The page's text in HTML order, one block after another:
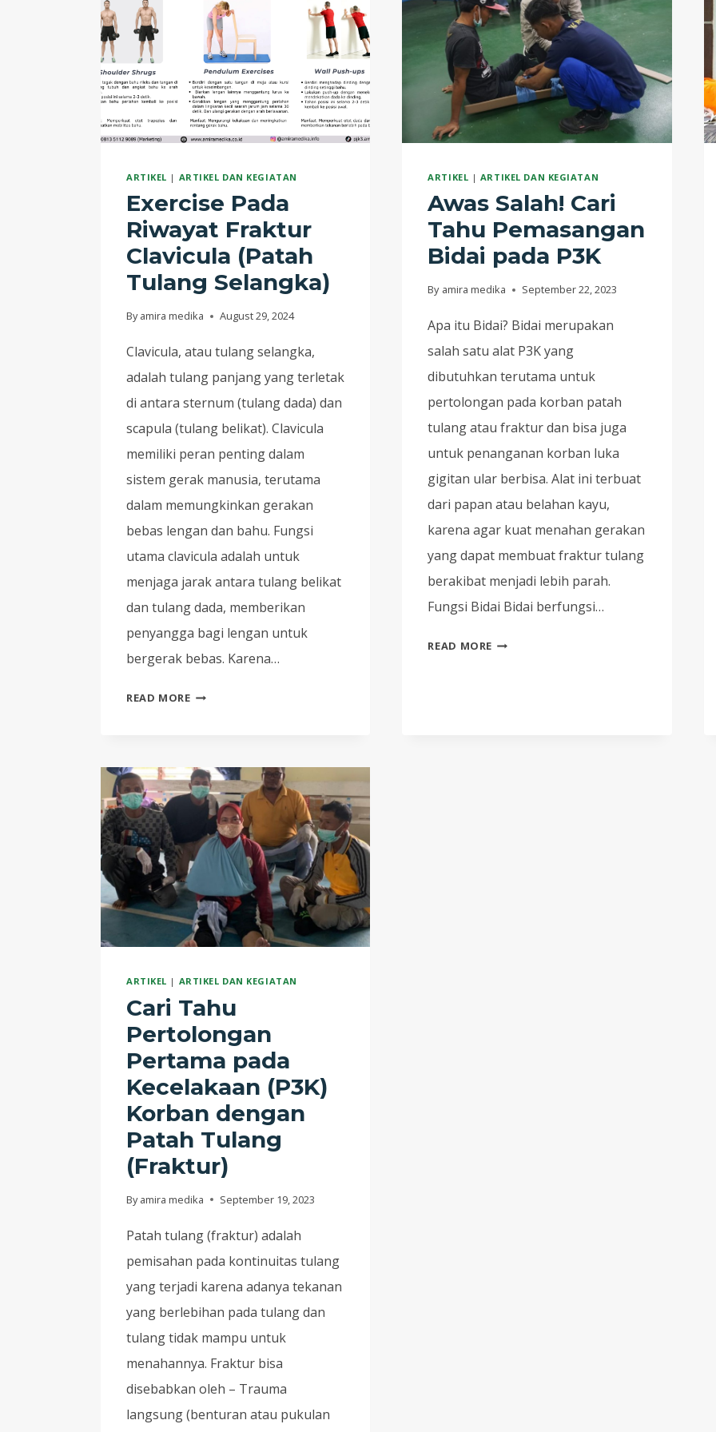
ARTIKEL | ARTIKEL DAN KEGIATAN
Exercise Pada
Riwayat Fraktur
Clavicula (Patah
Tulang Selangka)
By amira medika August 29, 2024
Clavicula, atau tulang selangka,
adalah tulang panjang yang terletak
di antara sternum (tulang dada) dan
scapula (tulang belikat). Clavicula
memiliki peran penting dalam
sistem gerak manusia, terutama
dalam memungkinkan gerakan
bebas lengan dan bahu. Fungsi
utama clavicula adalah untuk
menjaga jarak antara tulang belikat
dan tulang dada, memberikan
penyangga bagi lengan untuk
bergerak bebas. Karena…
READ MOREEXERCISE
CLAVICULA
(PATAH
TULANG
SELANGKA)
ARTIKEL | ARTIKEL DAN KEGIATAN
Awas Salah! Cari
Tahu Pemasangan
Bidai pada P3K
By amira medika September 22, 2023
Apa itu Bidai? Bidai merupakan
salah satu alat P3K yang
dibutuhkan terutama untuk
pertolongan pada korban patah
tulang atau fraktur dan bisa juga
untuk penanganan korban luka
gigitan ular berbisa. Alat ini terbuat
dari papan atau belahan kayu,
karena agar kuat menahan gerakan
yang dapat membuat fraktur tulang
berakibat menjadi lebih parah.
Fungsi Bidai Bidai berfungsi…
READ MORE AWAS
ARTIKEL | ARTIKEL DAN KEGIATAN
Cari Tahu
Pertolongan
Pertama pada
Kecelakaan (P3K)
Korban dengan
Patah Tulang
(Fraktur)
By amira medika September 19, 2023
Patah tulang (fraktur) adalah
pemisahan pada kontinuitas tulang
yang terjadi karena adanya tekanan
yang berlebihan pada tulang dan
tulang tidak mampu untuk
menahannya. Fraktur bisa
disebabkan oleh – Trauma
langsung (benturan atau pukulan